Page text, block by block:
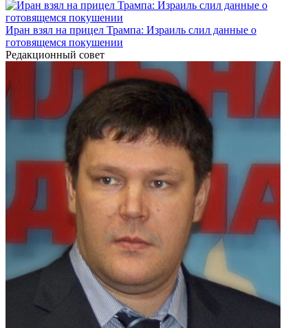
Иран взял на прицел Трампа: Израиль слил данные о
готовящемся покушении
Редакционный совет